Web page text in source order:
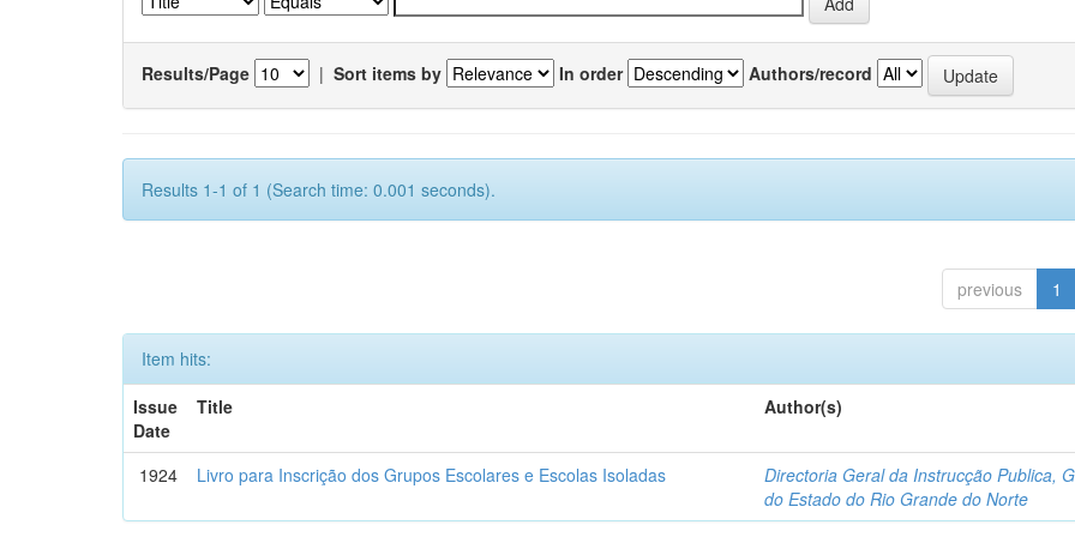
Results/Page | Sort items by In order Authors/record
Results 1-1 of 1 (Search time: 0.001 seconds).
previous 1
Item hits:
Issue
Date
Title Author(s)
1924 Livro para Inscrição dos Grupos Escolares e Escolas Isoladas
Directoria Geral da Instrucção Publica,
do Estado do Rio Grande do Norte